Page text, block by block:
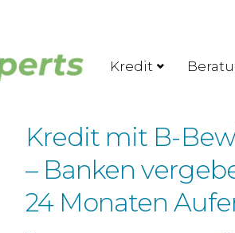
Kredit
Kredit mit B-
– Banken
24 Monaten